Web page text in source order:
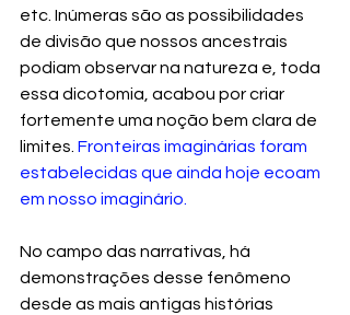
etc. Inúmeras são as possibilidades
de divisão que nossos ancestrais
podiam observar na natureza e, toda
essa dicotomia, acabou por criar
fortemente uma noção bem clara de
limites. Fronteiras imaginárias foram
estabelecidas que ainda hoje ecoam
em nosso imaginário.
No campo das narrativas, há
demonstrações desse fenômeno
desde as mais antigas histórias